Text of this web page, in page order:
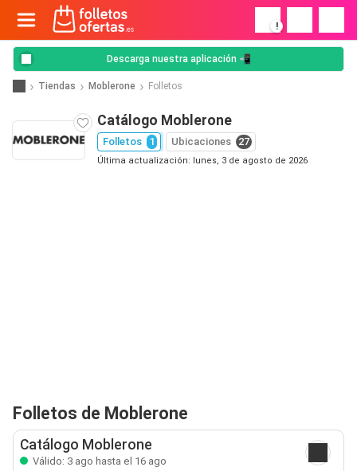
!
Descarga nuestra aplicación 📲
Tiendas Moblerone Folletos
Catálogo Moblerone
Folletos 1 Ubicaciones 27
Última actualización: lunes, 3 de agosto de 2026
Folletos de Moblerone
Catálogo Moblerone
Válido: 3 ago hasta el 16 ago